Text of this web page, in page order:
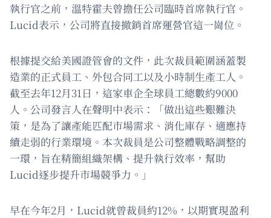
執行官之前，溫特霍夫曾擔任公司臨時首席執行官。
Lucid表示，公司將直接撤銷首席運營官這一崗位。
根據提交給美國證管會的文件，此次裁員範圍涵蓋製
造業的正式員工、外包合同工以及小時制生產工人。
截至去年12月31日，這家車企全球員工總數約9000
人。公司發言人在聲明中表示：「做出這些艱難決
策，是為了讓產能匹配市場需求、消化庫存、適應持
續走弱的行業環境。本次裁員是公司整體戰略調整的
一環，旨在精簡組織架構、提升執行效率，幫助
Lucid逐步提升市場競爭力。」
早在今年2月，Lucid就曾裁員約12%，以期實現盈利